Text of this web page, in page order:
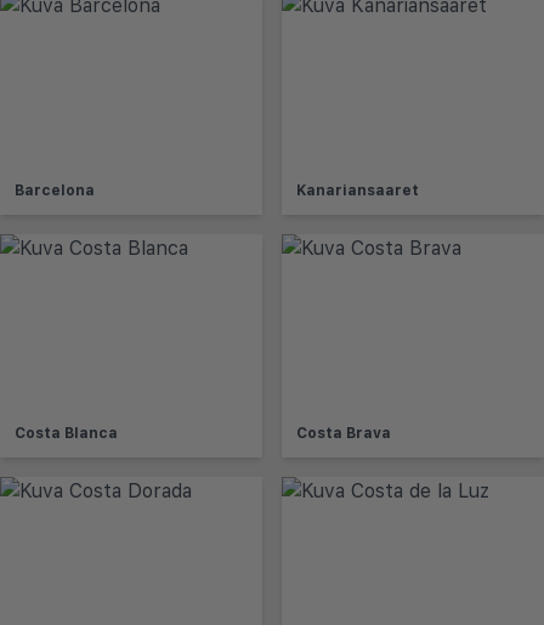
Barcelona Kanariansaaret
Costa Blanca Costa Brava